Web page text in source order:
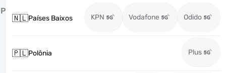
P
🇳🇱Países Baixos KPN Vodafone Odido
🇵🇱Polônia Plus